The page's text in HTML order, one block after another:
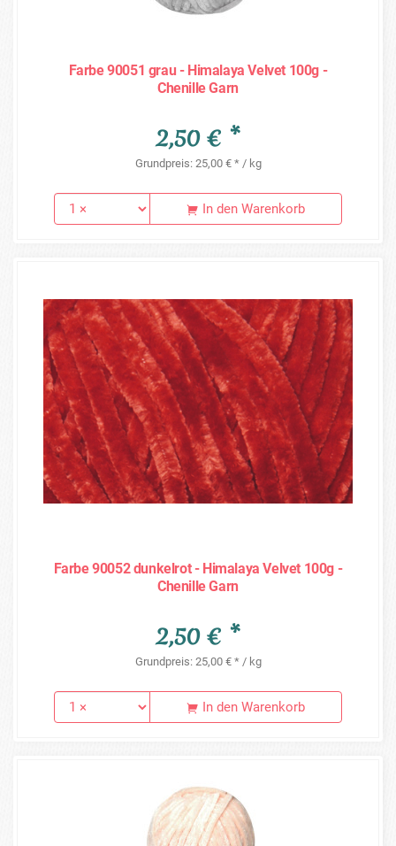
Farbe 90051 grau - Himalaya Velvet 100g -
Chenille Garn
2,50 € *
Grundpreis: 25,00 € * / kg
In den Warenkorb
Farbe 90052 dunkelrot - Himalaya Velvet 100g -
Chenille Garn
2,50 € *
Grundpreis: 25,00 € * / kg
In den Warenkorb